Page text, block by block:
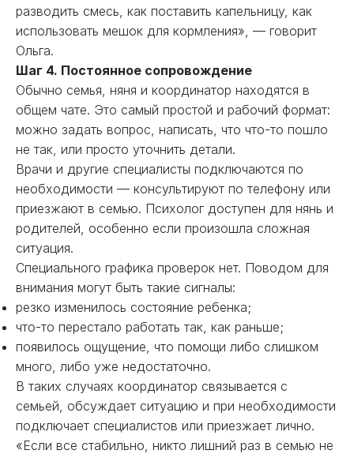
разводить смесь, как поставить капельницу, как
использовать мешок для кормления», — говорит
Ольга.
Шаг 4. Постоянное сопровождение
Обычно семья, няня и координатор находятся в
общем чате. Это самый простой и рабочий формат:
можно задать вопрос, написать, что что-то пошло
не так, или просто уточнить детали.
Врачи и другие специалисты подключаются по
необходимости — консультируют по телефону или
приезжают в семью. Психолог доступен для нянь и
родителей, особенно если произошла сложная
ситуация.
Специального графика проверок нет. Поводом для
внимания могут быть такие сигналы:
резко изменилось состояние ребенка;
что-то перестало работать так, как раньше;
появилось ощущение, что помощи либо слишком
много, либо уже недостаточно.
В таких случаях координатор связывается с
семьей, обсуждает ситуацию и при необходимости
подключает специалистов или приезжает лично.
«Если все стабильно, никто лишний раз в семью не